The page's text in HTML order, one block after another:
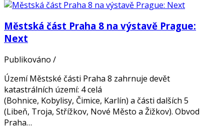
Městská část Praha 8 na výstavě Prague:
Next
Publikováno /
Území Městské části Praha 8 zahrnuje devět
katastrálních území: 4 celá
(Bohnice, Kobylisy, Čimice, Karlín) a části dalších 5
(Libeň, Troja, Střížkov, Nové Město a Žižkov). Obvod
Praha…